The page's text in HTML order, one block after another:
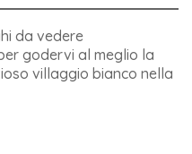
da vedere
godervi al meglio la
villaggio bianco nella